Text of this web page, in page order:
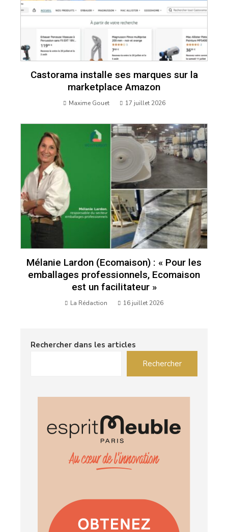
Castorama installe ses marques sur la
marketplace Amazon
Maxime Gouet 17 juillet 2026
Mélanie Lardon (Ecomaison) : « Pour les
emballages professionnels, Ecomaison
est un facilitateur »
La Rédaction 16 juillet 2026
Rechercher dans les articles
Rechercher